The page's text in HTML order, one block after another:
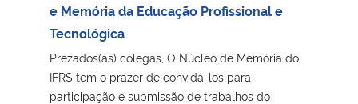
e Memória da Educação Profissional e
Tecnológica
Prezados(as) colegas, O Núcleo de Memória do
IFRS tem o prazer de convidá-los para
participação e submissão de trabalhos do